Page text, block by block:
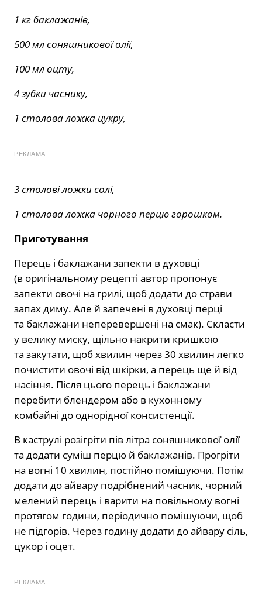
1 кг баклажанів,
500 мл соняшникової олії,
100 мл оцту,
4 зубки часнику,
1 столова ложка цукру,
РЕКЛАМА
3 столові ложки солі,
1 столова ложка чорного перцю горошком.
Приготування
Перець і баклажани запекти в духовці
(в оригінальному рецепті автор пропонує
запекти овочі на грилі, щоб додати до страви
запах диму. Але й запечені в духовці перці
та баклажани неперевершені на смак). Скласти
у велику миску, щільно накрити кришкою
та закутати, щоб хвилин через 30 хвилин легко
почистити овочі від шкірки, а перець ще й від
насіння. Після цього перець і баклажани
перебити блендером або в кухонному
комбайні до однорідної консистенції.
В каструлі розігріти пів літра соняшникової олії
та додати суміш перцю й баклажанів. Прогріти
на вогні 10 хвилин, постійно помішуючи. Потім
додати до айвару подрібнений часник, чорний
мелений перець і варити на повільному вогні
протягом години, періодично помішуючи, щоб
не підгорів. Через годину додати до айвару сіль,
цукор і оцет.
РЕКЛАМА